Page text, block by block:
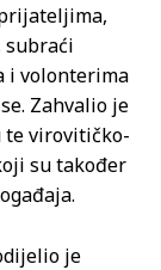
subraći
i volonterima
Zahvalio je
te virovitičko-
su također
je